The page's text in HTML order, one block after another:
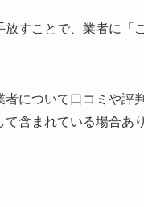
すことで、業者に「
について口コミや評
含まれている場合あり